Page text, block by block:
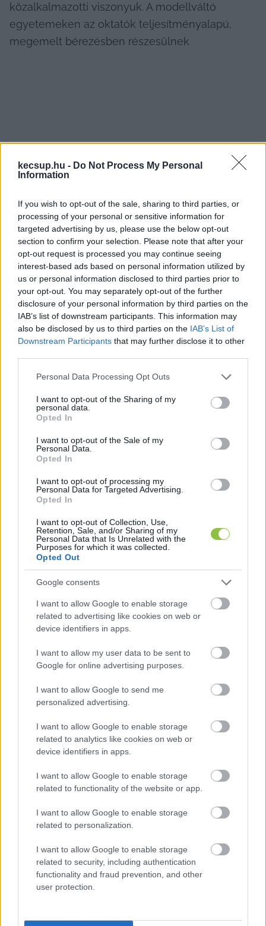
kecsup.hu - Do Not Process My Personal
Information
If you wish to opt-out of the sale, sharing to third parties, or
processing of your personal or sensitive information for
targeted advertising by us, please use the below opt-out
section to confirm your selection. Please note that after your
opt-out request is processed you may continue seeing
interest-based ads based on personal information utilized by
us or personal information disclosed to third parties prior to
your opt-out. You may separately opt-out of the further
disclosure of your personal information by third parties on the
IAB’s list of downstream participants. This information may
also be disclosed by us to third parties on the IAB’s List of
Downstream Participants that may further disclose it to other
Please note that this website/app uses one or more Google
not limited to your visit or usage behaviour. You may click to
grant or deny consent to Google and its third-party tags to
use your data for below specified purposes in below Google
consent section.
Personal Data Processing Opt Outs
I want to opt-out of the Sharing of my
personal data.
Opted In
I want to opt-out of the Sale of my
Personal Data.
Opted In
I want to opt-out of processing my
Personal Data for Targeted Advertising.
Opted In
I want to opt-out of Collection, Use,
Retention, Sale, and/or Sharing of my
Personal Data that Is Unrelated with the
Purposes for which it was collected.
Opted Out
Google consents
I want to allow Google to enable storage
related to advertising like cookies on web or
device identifiers in apps.
I want to allow my user data to be sent to
Google for online advertising purposes.
I want to allow Google to send me
personalized advertising.
I want to allow Google to enable storage
related to analytics like cookies on web or
device identifiers in apps.
I want to allow Google to enable storage
related to functionality of the website or app.
I want to allow Google to enable storage
related to personalization.
I want to allow Google to enable storage
related to security, including authentication
functionality and fraud prevention, and other
user protection.
közalkalmazotti viszonyuk. A modellváltó
egyetemeken az oktatók teljesítményalapú,
megemelt bérezésben részesülnek
– véli a tárca.
A hazai szakszervezetek azért kritizálják az
könnyebbé vált az elbocsátás, illetve nőtt a
munkahelyi kiszolgáltatottság. A dolgozóknak
olykor el kell vállalniuk olyan feladatokat is,
amelyekre eddig nem voltak kötelezhetőek, ami
általában nem arányos a fizetéssel.
Továbbra is lesznek ösztöndíjas és
az önköltségen tanuló hallgatók –
ennek arányáról már nem az állam
dönt
A modellváltással járó átalakulásban a
hallgatókat és a szüleiket az foglalkoztatja, hogy
lesz-e tandíj vagy sem. Az államtitkár elmondta,
hogy aki most egyetemi hallgató, annak a
minden hallgató abban a finanszírozási formában
fejezheti be tanulmányait, amelyben elkezdte.
Majd így folytatta:
Hogy milyen arányban lesznek egy egyetemen
ösztöndíjasok és önköltségen tanulók, arról már
nem az állam, hanem az alapítvány és az
Itt értékelődik fel két tényező is. Egyfelől, hogy
az állam milyen felsőoktatási szolgáltatást
rendel meg, ami összefüggésben áll a kormány
gondolkodásával. Támogatja-e, hogy a magyar
diákok sokasága széleskörűen diplomát
szerezzen (tudásalapú társadalom) vagy ezzel
ellentétben a 2008-as válság utáni termelés-
áthelyezési hullámra építve elsősorban a
külföldi befektetők állami támogatása útján
teremt munkahelyeket, ehhez pedig különböző
ugyanakkor kellően olcsó munkaerőt is